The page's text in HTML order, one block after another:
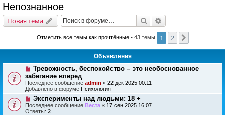
Непознанное
Новая тема Поиск
Отметить все темы как прочтённые• 43 темы 1 2
Объявления
Тревожность, беспокойство – это необоснованное
забегание вперед
Последнее сообщение admin « 22 дек 2025 00:11
Добавлено в форуме Психология
Эксперименты над людьми: 18 +
Последнее сообщение Веста « 17 сен 2025 16:07
Ответы: 2